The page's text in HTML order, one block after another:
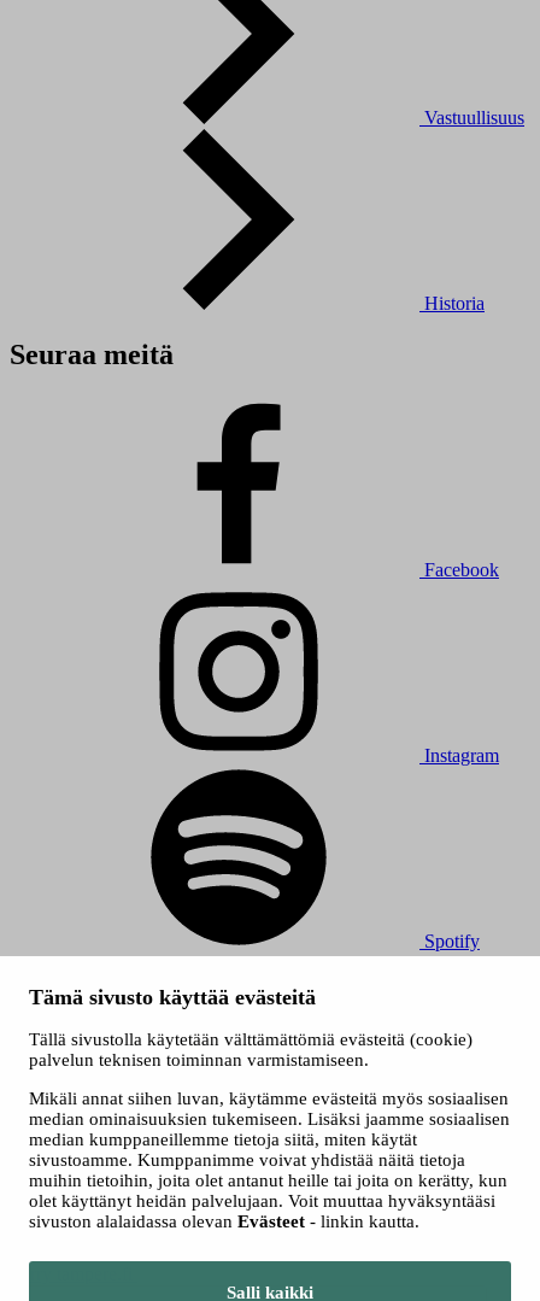
Tämä sivusto käyttää evästeitä
Tällä sivustolla käytetään välttämättömiä evästeitä (cookie)
palvelun teknisen toiminnan varmistamiseen.
Mikäli annat siihen luvan, käytämme evästeitä myös sosiaalisen
median ominaisuuksien tukemiseen. Lisäksi jaamme sosiaalisen
median kumppaneillemme tietoja siitä, miten käytät
sivustoamme. Kumppanimme voivat yhdistää näitä tietoja
muihin tietoihin, joita olet antanut heille tai joita on kerätty, kun
olet käyttänyt heidän palvelujaan. Voit muuttaa hyväksyntääsi
sivuston alalaidassa olevan Evästeet - linkin kautta.
Salli kaikki
Vastuullisuus
Historia
Seuraa meitä
Facebook
Instagram
Spotify
Kaikki oikeudet muutoksiin pidätetään.
Saavutettavuusseloste
Tietosuojaselosteet